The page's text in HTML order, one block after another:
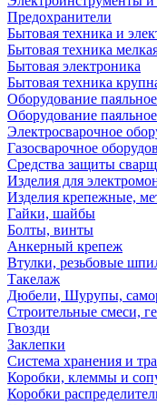
Предохранители
Бытовая техника и
Бытовая техника
Бытовая электроника
Бытовая техника
Оборудование
Оборудование паяльное
Электросварочное
Газосварочное
Средства защиты
Изделия для
Изделия крепежные,
Гайки, шайбы
Болты, винты
Анкерный крепеж
Втулки, резьбовые
Такелаж
Дюбели, Шурупы,
Строительные смеси,
Гвозди
Заклепки
Система хранения и
Коробки, клеммы и
Коробки